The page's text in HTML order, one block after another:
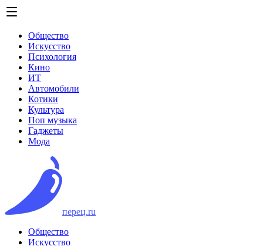
Общество
Искусство
Психология
Кино
ИТ
Автомобили
Котики
Культура
Поп музыка
Гаджеты
Мода
перец.ru
Общество
Искусство